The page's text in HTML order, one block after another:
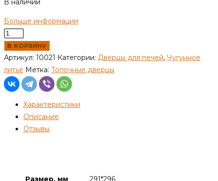
В наличии
Больше информации
Количество
товара
Дверка
топочная,
ДТ-4,
"Любава"
В КОРЗИНУ
Артикул: 10021 Категории: Дверцы для печей, Чугунное
литьё Метка: Топочные дверцы
Характеристики
Описание
Отзывы
Размер, мм 291*296